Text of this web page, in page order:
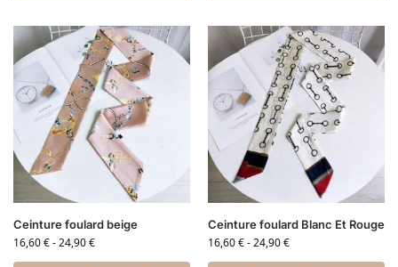
Ceinture foulard beige
16,60€-24,90€
Ceinture foulard Blanc Et Rouge
16,60€-24,90€